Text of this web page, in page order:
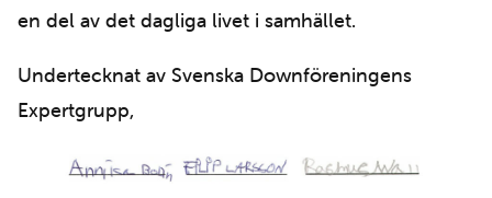
en del av det dagliga livet i samhället.
Undertecknat av Svenska Downföreningens
Expertgrupp,